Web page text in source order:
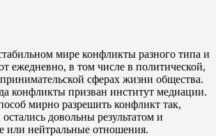
мире конфликты разного типа и
ежедневно, в том числе в политической,
сферах жизни общества.
конфликты призван институт медиации.
мирно разрешить конфликт так,
довольны результатом и
или нейтральные отношения.